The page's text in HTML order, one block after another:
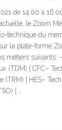
de 14:00 à
le Zoom
technique du
la plate-forme
métiers suivants:
(TDM) | CFC–
(TRM) | HES–
| …